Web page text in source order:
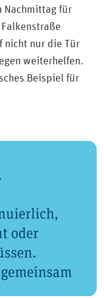
Nachmittag für
nicht nur die Tür
weiterhelfen.
Beispiel für